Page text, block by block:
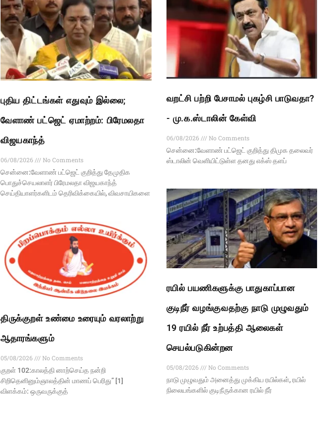
புதிய திட்டங்கள் எதுவும் இல்லை;
வேளாண் பட்ஜெட் ஏமாற்றம்: பிரேமலதா
விஜயகாந்த்
06/08/2026
No Comments
சென்னை:வேளாண் பட்ஜெட் குறித்து தேமுதிக
பொதுச்செயலாளர் பிரேமலதா விஜயகாந்த்
செய்தியாளர்களிடம் தெரிவிக்கையில், விவசாயிகளை
வறட்சி பற்றி பேசாமல் புகழ்சி பாடுவதா?
- மு.க.ஸ்டாலின் கேள்வி
06/08/2026
No Comments
சென்னை:வேளாண் பட்ஜெட் குறித்து திமுக தலைவர்
ஸ்டாலின் வெளியிட்டுள்ள தனது எக்ஸ் தளப்
திருக்குறள் உண்மை உரையும் வரலாற்று
ஆதாரங்களும்
05/08/2026
No Comments
குறள் 102:காலத்தி னாற்செய்த நன்றி
சிறிதெனினும்ஞாலத்தின் மாணப் பெரிது” [1]
விளக்கம்: ஒருவருக்குத்
ரயில் பயணிகளுக்கு பாதுகாப்பான
குடிநீர் வழங்குவதற்கு நாடு முழுவதும்
19 ரயில் நீர் உற்பத்தி ஆலைகள்
செயல்படுகின்றன
05/08/2026
No Comments
நாடு முழுவதும் அனைத்து முக்கிய ரயில்கள், ரயில்
நிலையங்களில் குடிநீருக்கான ரயில் நீர்